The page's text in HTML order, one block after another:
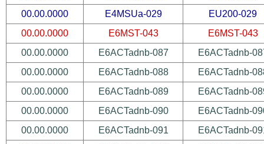
00.00.0000
E4MSUa-029
EU200-029
00.00.0000
E6MST-043
E6MST-043
00.00.0000
E6ACTadnb-087
E6ACTadnb-
00.00.0000
E6ACTadnb-088
E6ACTadnb-
00.00.0000
E6ACTadnb-089
E6ACTadnb-
00.00.0000
E6ACTadnb-090
E6ACTadnb-
00.00.0000
E6ACTadnb-091
E6ACTadnb-